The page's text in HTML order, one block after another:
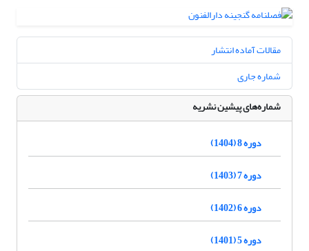
مقالات آماده انتشار
شماره جاری
شماره‌های پیشین نشریه
دوره 8 (1404)
دوره 7 (1403)
دوره 6 (1402)
دوره 5 (1401)